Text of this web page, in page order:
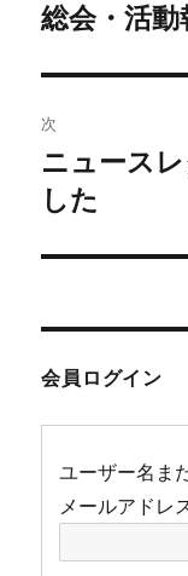
k
稿
ビ
ゲ
ー
シ
ン
前
投
稿:
総会・活
次
次
の
稿:
ニュース
した
会員ログイン
ユーザー名ま
メールアドレ